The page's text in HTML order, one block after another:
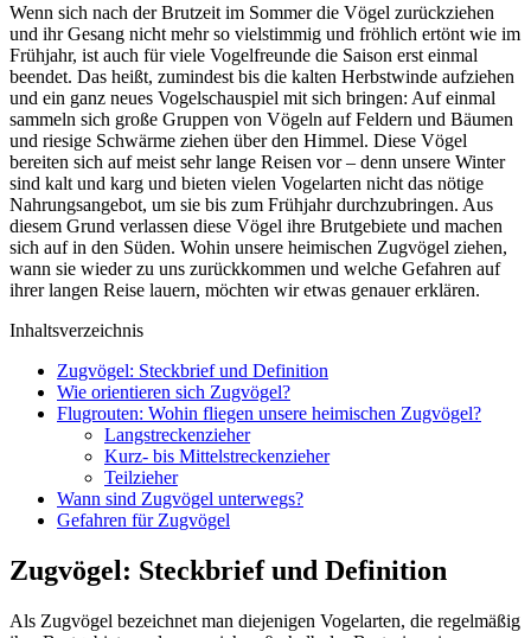
Wenn sich nach der Brutzeit im Sommer die Vögel zurückziehen
und ihr Gesang nicht mehr so vielstimmig und fröhlich ertönt wie im
Frühjahr, ist auch für viele Vogelfreunde die Saison erst einmal
beendet. Das heißt, zumindest bis die kalten Herbstwinde aufziehen
und ein ganz neues Vogelschauspiel mit sich bringen: Auf einmal
sammeln sich große Gruppen von Vögeln auf Feldern und Bäumen
und riesige Schwärme ziehen über den Himmel. Diese Vögel
bereiten sich auf meist sehr lange Reisen vor – denn unsere Winter
sind kalt und karg und bieten vielen Vogelarten nicht das nötige
Nahrungsangebot, um sie bis zum Frühjahr durchzubringen. Aus
diesem Grund verlassen diese Vögel ihre Brutgebiete und machen
sich auf in den Süden. Wohin unsere heimischen Zugvögel ziehen,
wann sie wieder zu uns zurückkommen und welche Gefahren auf
ihrer langen Reise lauern, möchten wir etwas genauer erklären.
Inhaltsverzeichnis
Zugvögel: Steckbrief und Definition
Wie orientieren sich Zugvögel?
Flugrouten: Wohin fliegen unsere heimischen Zugvögel?
Langstreckenzieher
Kurz- bis Mittelstreckenzieher
Teilzieher
Wann sind Zugvögel unterwegs?
Gefahren für Zugvögel
Zugvögel: Steckbrief und Definition
Als Zugvögel bezeichnet man diejenigen Vogelarten, die regelmäßig